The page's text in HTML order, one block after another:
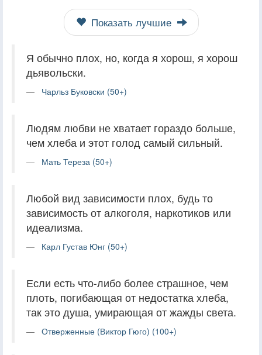
Показать лучшие
Я обычно плох, но, когда я хорош, я хорош
дьявольски.
Чарльз Буковски (50+)
Людям любви не хватает гораздо больше,
чем хлеба и этот голод самый сильный.
Мать Тереза (50+)
Любой вид зависимости плох, будь то
зависимость от алкоголя, наркотиков или
идеализма.
Карл Густав Юнг (50+)
Если есть что-либо более страшное, чем
плоть, погибающая от недостатка хлеба,
так это душа, умирающая от жажды света.
Отверженные (Виктор Гюго) (100+)